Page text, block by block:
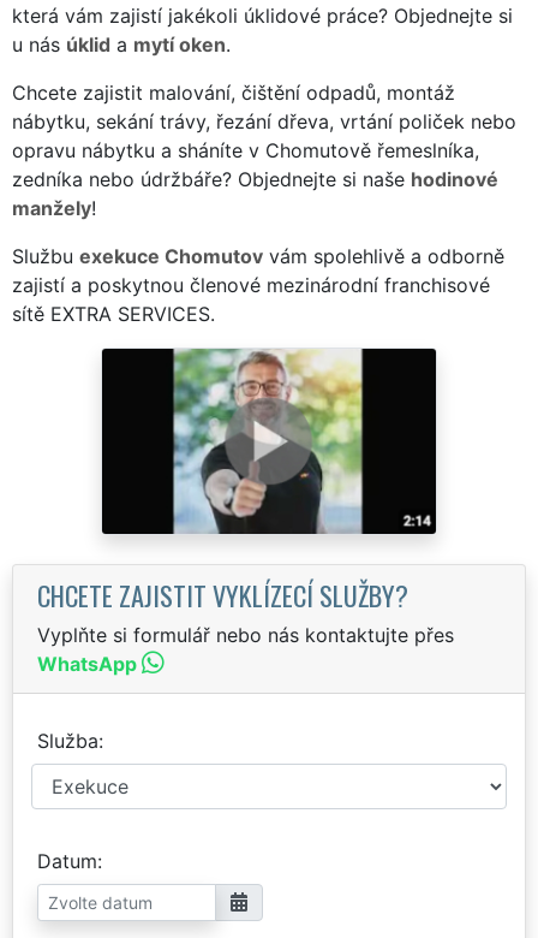
která vám zajistí jakékoli úklidové práce? Objednejte si
u nás úklid a mytí oken.
Chcete zajistit malování, čištění odpadů, montáž
nábytku, sekání trávy, řezání dřeva, vrtání poliček nebo
opravu nábytku a sháníte v Chomutově řemeslníka,
zedníka nebo údržbáře? Objednejte si naše hodinové
manžely!
Službu exekuce Chomutov vám spolehlivě a odborně
zajistí a poskytnou členové mezinárodní franchisové
sítě EXTRA SERVICES.
CHCETE ZAJISTIT VYKLÍZECÍ SLUŽBY?
Vyplňte si formulář nebo nás kontaktujte přes
WhatsApp
Služba
Datum